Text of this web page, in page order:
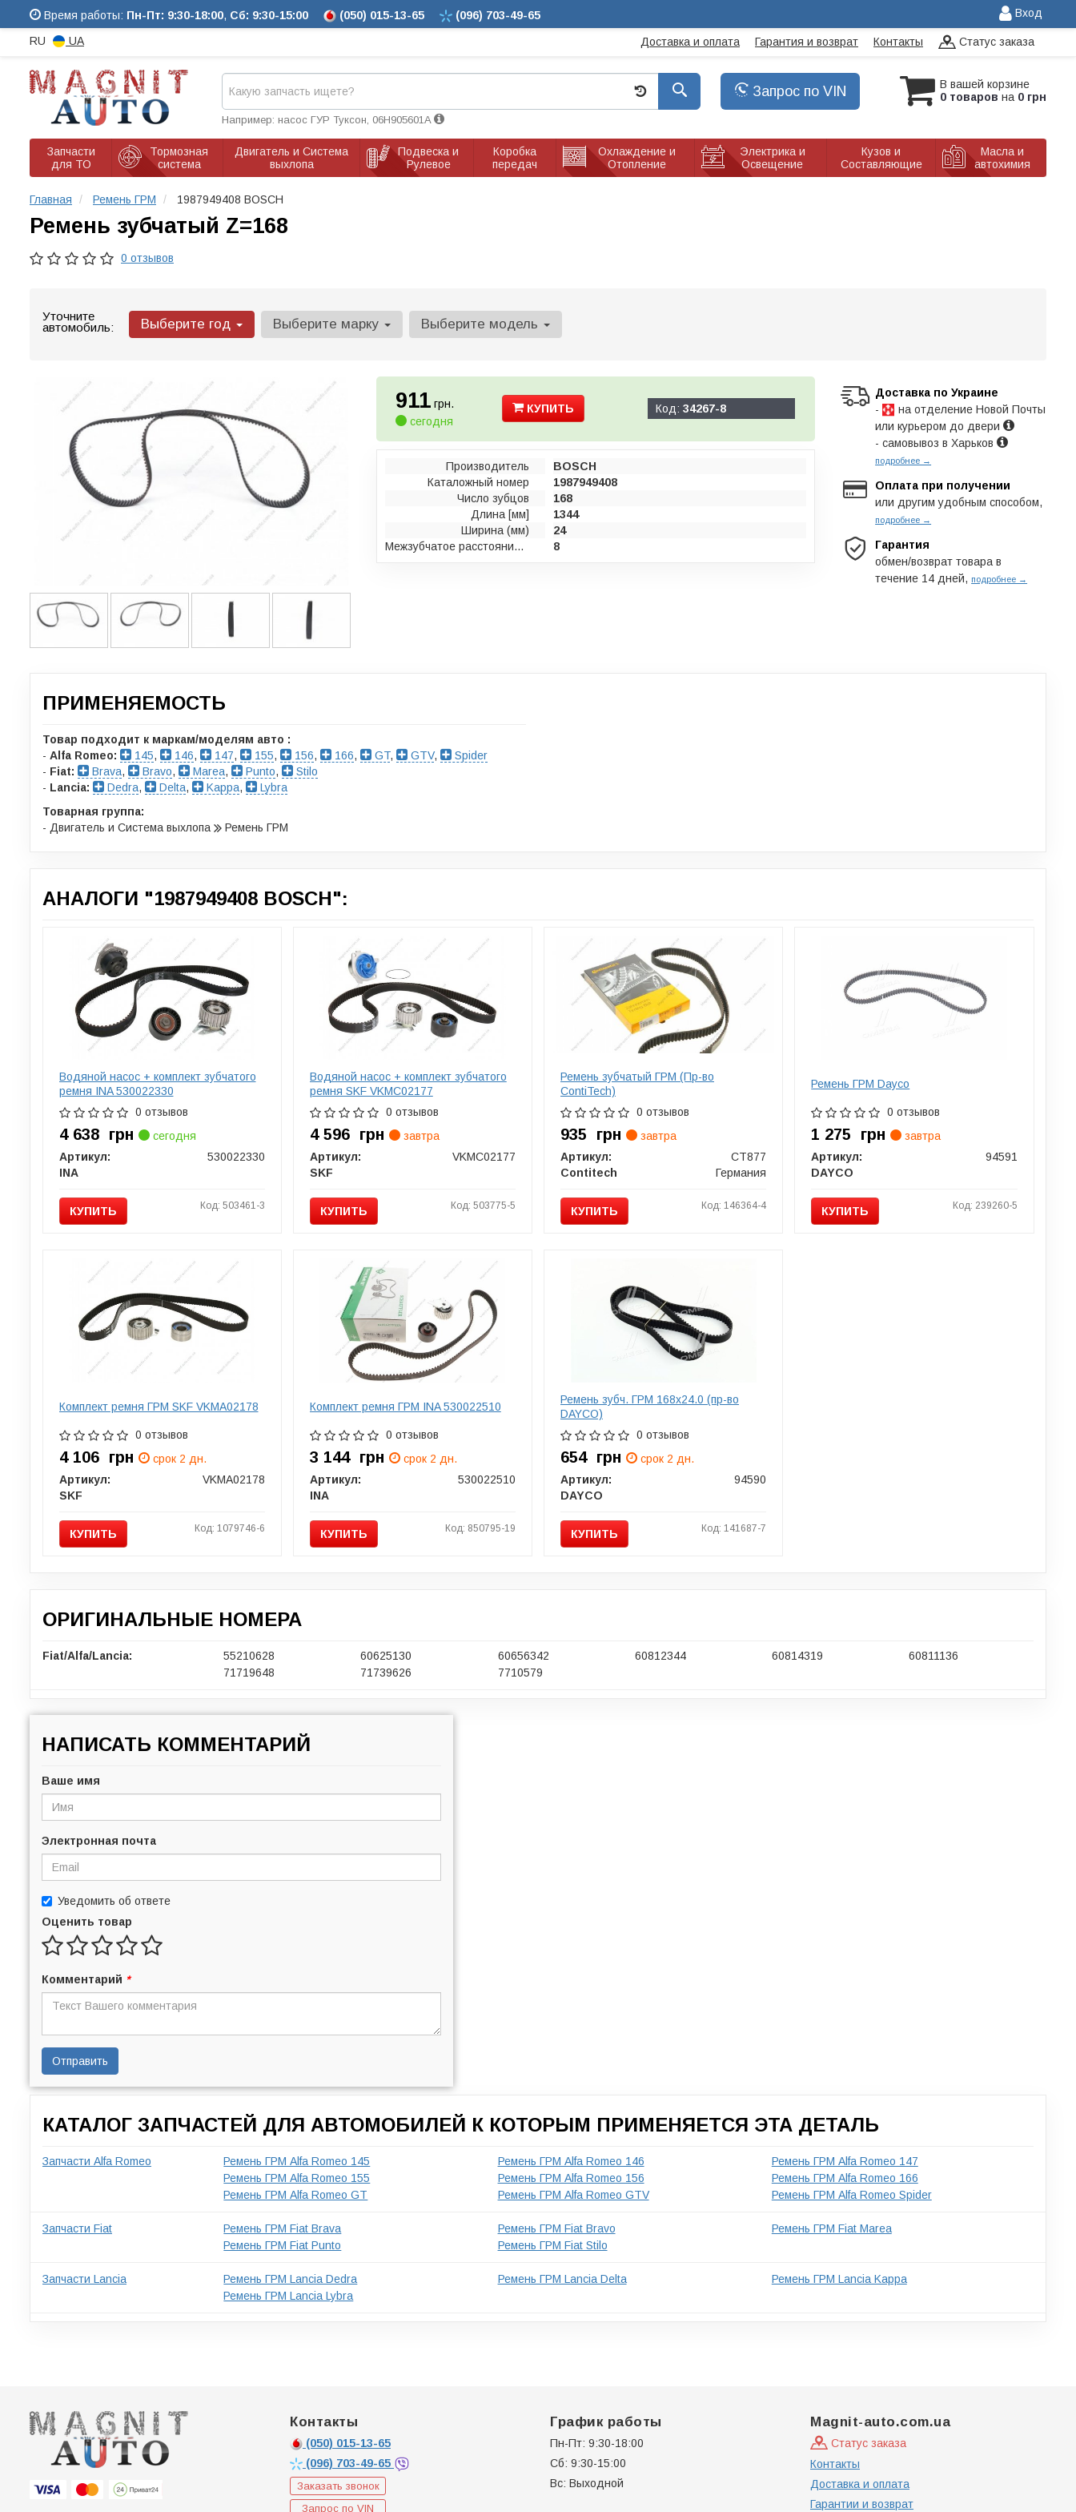
Время работы: Пн-Пт: 9:30-18:00, Сб: 9:30-15:00 (050) 015-13-65 (096) 703-49-65 Вход
RU UA Доставка и оплата Гарантия и возврат Контакты Статус заказа
В вашей корзине
0 товаров на 0 грн
Запрос по VIN
Например: насос ГУР Туксон, 06H905601A
Запчасти
для ТО
Тормозная
система
Двигатель и Система
выхлопа
Подвеска и
Рулевое
Коробка
передач
Охлаждение и
Отопление
Электрика и
Освещение
Кузов и
Составляющие
Масла и
автохимия
Главная Ремень ГРМ 1987949408 BOSCH
Ремень зубчатый Z=168
0 отзывов
Уточните
автомобиль:
Выберите год Выберите марку Выберите модель
911 грн.
сегодня
КУПИТЬ Код:34267-8
Производитель
BOSCH
Каталожный номер
1987949408
Число зубцов
168
Длина [мм]
1344
Ширина (мм)
24
Межзубчатое расстояние [мм]
8
Доставка по Украине
-
на отделение Новой Почты
или курьером до двери
- самовывоз в Харьков
подробнее →
Оплата при получении
или другим удобным способом,
подробнее →
Гарантия
обмен/возврат товара в
течение 14 дней, подробнее →
ПРИМЕНЯЕМОСТЬ
Товар подходит к маркам/моделям авто :
- Alfa Romeo: 145, 146, 147, 155, 156, 166, GT, GTV,
Spider
- Fiat: Brava, Bravo, Marea, Punto,
Stilo
- Lancia: Dedra, Delta, Kappa,
Lybra
Товарная группа:
- Двигатель и Система выхлопа
Ремень ГРМ
АНАЛОГИ "1987949408 BOSCH":
Водяной насос + комплект зубчатого
ремня INA 530022330
0 отзывов
4 638 грн
сегодня
Артикул:
530022330
INA
КУПИТЬ Код: 503461-3
Водяной насос + комплект зубчатого
ремня SKF VKMC02177
0 отзывов
4 596 грн
завтра
Артикул:
VKMC02177
SKF
КУПИТЬ Код: 503775-5
Ремень зубчатый ГРМ (Пр-во
ContiTech)
0 отзывов
935 грн
завтра
Артикул:
CT877
Contitech
Германия
КУПИТЬ Код: 146364-4
Ремень ГРМ Dayco
0 отзывов
1 275 грн
завтра
Артикул:
94591
DAYCO
КУПИТЬ Код: 239260-5
Комплект ремня ГРМ SKF VKMA02178
0 отзывов
4 106 грн
срок 2 дн.
Артикул:
VKMA02178
SKF
КУПИТЬ Код: 1079746-6
Комплект ремня ГРМ INA 530022510
0 отзывов
3 144 грн
срок 2 дн.
Артикул:
530022510
INA
КУПИТЬ Код: 850795-19
Ремень зубч. ГРМ 168x24.0 (пр-во
DAYCO)
0 отзывов
654 грн
срок 2 дн.
Артикул:
94590
DAYCO
КУПИТЬ Код: 141687-7
ОРИГИНАЛЬНЫЕ НОМЕРА
Fiat/Alfa/Lancia: 55210628 60625130 60656342 60812344 60814319
60811136
71719648
71739626 7710579
НАПИСАТЬ КОММЕНТАРИЙ
Ваше имя
Электронная почта
Уведомить об ответе
Оценить товар
Комментарий *
Отправить
КАТАЛОГ ЗАПЧАСТЕЙ ДЛЯ АВТОМОБИЛЕЙ К КОТОРЫМ ПРИМЕНЯЕТСЯ ЭТА ДЕТАЛЬ
Запчасти Alfa Romeo Ремень ГРМ Alfa Romeo 145 Ремень ГРМ Alfa Romeo 146
Ремень ГРМ Alfa Romeo 147
Ремень ГРМ Alfa Romeo 155
Ремень ГРМ Alfa Romeo 156
Ремень ГРМ Alfa Romeo 166
Ремень ГРМ Alfa Romeo GT
Ремень ГРМ Alfa Romeo GTV Ремень ГРМ Alfa Romeo Spider
Запчасти Fiat Ремень ГРМ Fiat Brava Ремень ГРМ Fiat Bravo
Ремень ГРМ Fiat Marea
Ремень ГРМ Fiat Punto
Ремень ГРМ Fiat Stilo
Запчасти Lancia Ремень ГРМ Lancia Dedra Ремень ГРМ Lancia Delta
Ремень ГРМ Lancia Kappa
Ремень ГРМ Lancia Lybra
Контакты
(050) 015-13-65
(096) 703-49-65
Заказать звонок
Запрос по VIN
График работы
Пн-Пт: 9:30-18:00
Сб: 9:30-15:00
Вс: Выходной
Magnit-auto.com.ua
Статус заказа
Контакты
Доставка и оплата
Гарантии и возврат